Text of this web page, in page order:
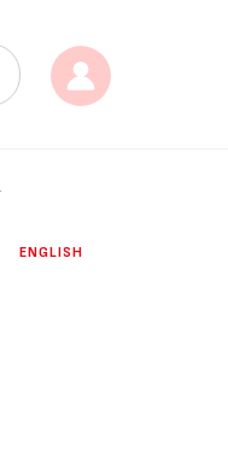
ENGLISH